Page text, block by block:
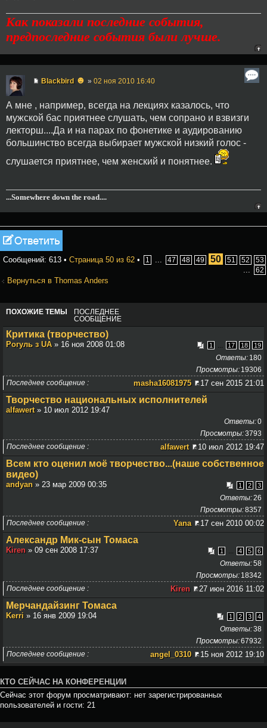
Как показали последние события,
предпоследние события были лучше.
Blackbird ☻ » 02 ноя 2010 16:40
А мне , например, всегда на лекциях казалось, что
мужской бас приятнее слушать, чем сопрано и взвизги
лекторш....Да и на парах по фонетике и аудированию
большинство всегда выбирает мужской низкий голос -
слушается приятнее, чем женский и понятнее.
...Somewhere down the road....
Ответить
Сообщений: 613 • Страница 50 из 62 • 1 ... 47 48 49 50 51 52 53
... 62
Вернуться в Thomas Anders
ПОХОЖИЕ ТЕМЫ
ПОСЛЕДНЕЕ
СООБЩЕНИЕ
Критика (творчество)
1 ... 17 18 19
Рогуль з UA» 16 ноя 2008 01:08
180
Ответы
19306
Просмотры
Последнее сообщение
masha16081975 17 сен 2015 21:01
Творчество национальных исполнителей
alfawert» 10 июл 2012 19:47
0
Ответы
3793
Просмотры
Последнее сообщение
alfawert 10 июл 2012 19:47
Всем кто оценил моё творчество...(наше собственное
видео)
1 2 3
andyan » 23 мар 2009 00:35
26
Ответы
8357
Просмотры
Последнее сообщение
Yana 17 сен 2010 00:02
Александр Мик-сын Томаса
1 ... 4 5 6
Kiren » 09 сен 2008 17:37
58
Ответы
18342
Просмотры
Последнее сообщение
Kiren 27 июн 2016 11:02
Мерчандайзинг Томаса
1 2 3 4
Kerri » 16 янв 2009 19:04
38
Ответы
67932
Просмотры
Последнее сообщение
angel_0310 15 ноя 2012 19:10
КТО СЕЙЧАС НА КОНФЕРЕНЦИИ
Сейчас этот форум просматривают: нет зарегистрированных
пользователей и гости: 21